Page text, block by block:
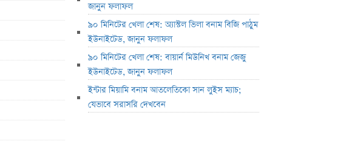
জানুন ফলাফল
৯০ মিনিটের খেলা শেষ: অ্যাস্টল ভিলা বনাম বিজি পাঠুম
ইউনাইটেড, জানুন ফলাফল
৯০ মিনিটের খেলা শেষ: বায়ার্ন মিউনিখ বনাম জেজু
ইউনাইটেড, জানুন ফলাফল
ইন্টার মিয়ামি বনাম আতলেতিকো সান লুইস ম্যাচ;
যেভাবে সরাসরি দেখবেন